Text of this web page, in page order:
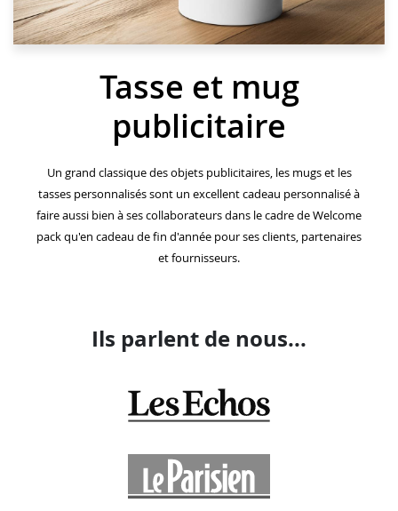
Tasse et mug
publicitaire
Un grand classique des objets publicitaires, les mugs et les
tasses personnalisés sont un excellent cadeau personnalisé à
faire aussi bien à ses collaborateurs dans le cadre de Welcome
pack qu'en cadeau de fin d'année pour ses clients, partenaires
et fournisseurs.
Ils parlent de nous...